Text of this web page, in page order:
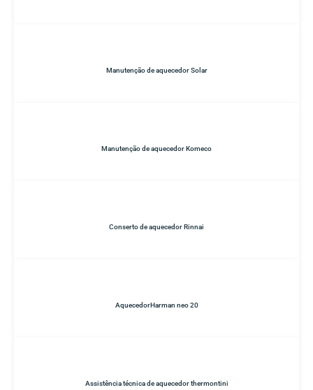
Manutenção de aquecedor Solar
Manutenção de aquecedor Komeco
Conserto de aquecedor Rinnai
AquecedorHarman neo 20
Assistência técnica de aquecedor thermontini